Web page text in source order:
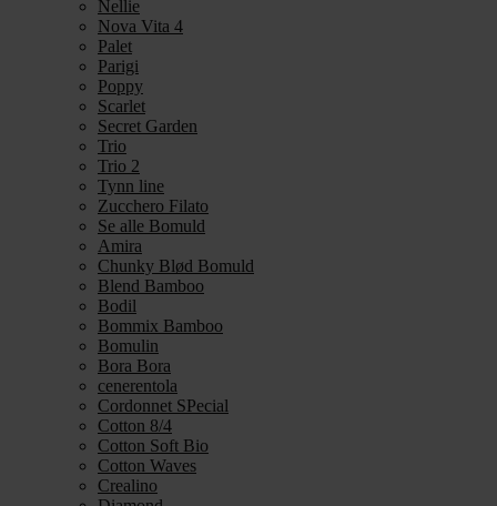
Nellie
Nova Vita 4
Palet
Parigi
Poppy
Scarlet
Secret Garden
Trio
Trio 2
Tynn line
Zucchero Filato
Se alle Bomuld
Amira
Chunky Blød Bomuld
Blend Bamboo
Bodil
Bommix Bamboo
Bomulin
Bora Bora
cenerentola
Cordonnet SPecial
Cotton 8/4
Cotton Soft Bio
Cotton Waves
Crealino